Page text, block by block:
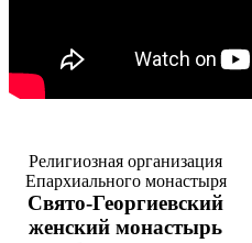
Религиозная организация
Епархиального монастыря
Cвято-­Георгиевский
женский монастырь